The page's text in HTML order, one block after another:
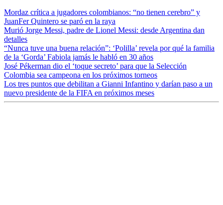
Mordaz crítica a jugadores colombianos: “no tienen cerebro” y
JuanFer Quintero se paró en la raya
Murió Jorge Messi, padre de Lionel Messi: desde Argentina dan
detalles
“Nunca tuve una buena relación”: ‘Polilla’ revela por qué la familia
de la ‘Gorda’ Fabiola jamás le habló en 30 años
José Pékerman dio el ‘toque secreto’ para que la Selección
Colombia sea campeona en los próximos torneos
Los tres puntos que debilitan a Gianni Infantino y darían paso a un
nuevo presidente de la FIFA en próximos meses